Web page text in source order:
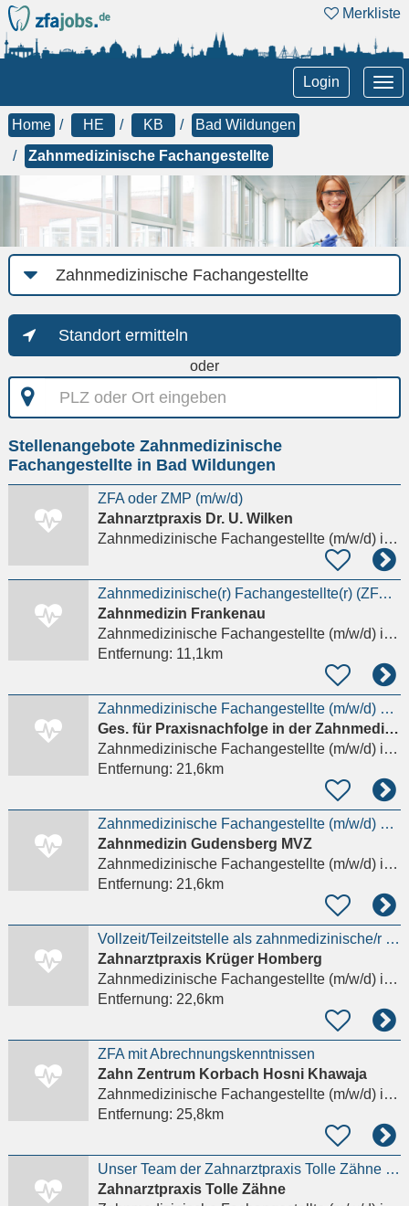
Merkliste
Login
Home HE KB
Bad Wildungen
Zahnmedizinische Fachangestellte
Job-
Kategorie
Standort ermitteln
oder
PLZ
oder
eingeben
Stellenangebote Zahnmedizinische
Fachangestellte in Bad Wildungen
ZFA oder ZMP (m/w/d)
Zahnarztpraxis Dr. U. Wilken
Zahnmedizinische Fachangestellte (m/w/d)in Bad Wildungen
Zahnmedizinische(r) Fachangestellte(r) (ZFA, m/w/d) 2027
Zahnmedizin Frankenau
Zahnmedizinische Fachangestellte (m/w/d)in Allendorf (Eder)
Entfernung: 11,1km
Zahnmedizinische Fachangestellte (m/w/d) – Mini-Job
Ges. für Praxisnachfolge in der Zahnmedizin GmbH
Zahnmedizinische Fachangestellte (m/w/d)in Gudensberg
Entfernung: 21,6km
Zahnmedizinische Fachangestellte (m/w/d) – Mini-Job
Zahnmedizin Gudensberg MVZ
Zahnmedizinische Fachangestellte (m/w/d)in Gudensberg
Entfernung: 21,6km
Vollzeit/Teilzeitstelle als zahnmedizinische/r Fachangestellte/r
Zahnarztpraxis Krüger Homberg
Zahnmedizinische Fachangestellte (m/w/d)in Homberg (Efze)
Entfernung: 22,6km
ZFA mit Abrechnungskenntnissen
Zahn Zentrum Korbach Hosni Khawaja
Zahnmedizinische Fachangestellte (m/w/d)in Korbach
Entfernung: 25,8km
Unser Team der Zahnarztpraxis Tolle Zähne sucht Verstärkung
Zahnarztpraxis Tolle Zähne